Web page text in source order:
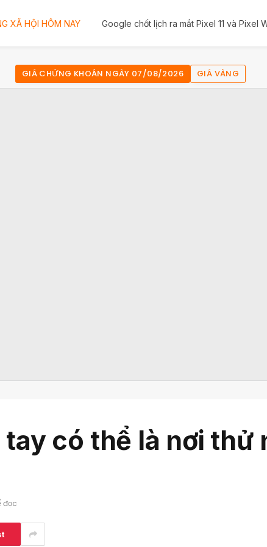
XÃ HỘI HÔM NAY Google chốt lịch ra mắt Pixel 11 và Pixel
GIÁ CHỨNG KHOÁN NGÀY 07/08/2026 GIÁ VÀNG
có thể là nơi thử
đọc